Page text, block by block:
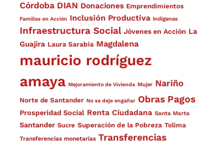
Córdoba DIAN Donaciones Emprendimientos
Familias en Acción Inclusión Productiva Indígenas
Infraestructura Social Jóvenes en Acción La
Guajira Laura Sarabia Magdalena
mauricio rodríguez
amaya Mejoramiento de Vivienda Mujer Nariño
Norte de Santander No se deje engañar Obras Pagos
Prosperidad Social Renta Ciudadana Santa Marta
Santander Sucre Superación de la Pobreza Tolima
Transferencias monetarias Transferencias